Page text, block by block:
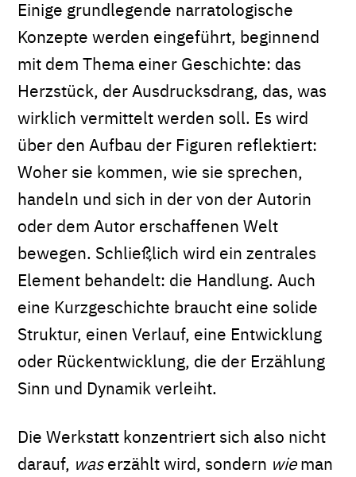
Einige grundlegende narratologische
Konzepte werden eingeführt, beginnend
mit dem Thema einer Geschichte: das
Herzstück, der Ausdrucksdrang, das, was
wirklich vermittelt werden soll. Es wird
über den Aufbau der Figuren reflektiert:
Woher sie kommen, wie sie sprechen,
handeln und sich in der von der Autorin
oder dem Autor erschaffenen Welt
bewegen. Schließlich wird ein zentrales
Element behandelt: die Handlung. Auch
eine Kurzgeschichte braucht eine solide
Struktur, einen Verlauf, eine Entwicklung
oder Rückentwicklung, die der Erzählung
Sinn und Dynamik verleiht.
Die Werkstatt konzentriert sich also nicht
darauf, waserzählt wird, sondern wieman